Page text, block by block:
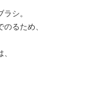
シ。
るため、